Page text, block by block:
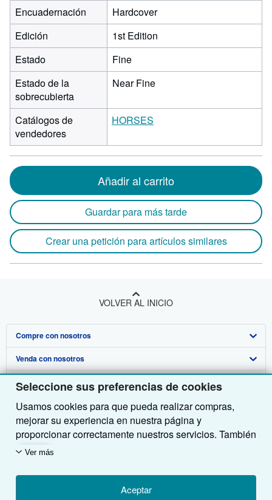
Seleccione sus preferencias de cookies
Usamos cookies para que pueda realizar compras,
mejorar su experiencia en nuestra página y
proporcionar correctamente nuestros servicios. También
utilizamos cookies para comprender el modo en que los
midiendo las visitas al sitio) y así poder realizar
mejoras. Si está de acuerdo, también utilizaremos
Ver más
Aceptar
Encuadernación
Hardcover
Edición
1st Edition
Estado
Fine
Estado de la
sobrecubierta
Near Fine
Catálogos de
vendedores
HORSES
Añadir al carrito
Guardar para más tarde
Crear una petición para artículos similares
VOLVER AL INICIO
Compre con nosotros
Búsqueda avanzada
Colecciones
Mi cuenta
Mis pedidos
Ver carrito
Venda con nosotros
Comenzar a vender
Únase a nuestro programa de afiliados
Recomiende un vendedor
Sobre nosotros
Sobre IberLibro
Medios
Empleo
Política de Privacidad
Obtener Ayuda
Preguntas frecuentes y guías
Atención al Cliente
Otras compañías de AbeBooks
AbeBooks.com
AbeBooks.co.uk
Siga a IberLibro